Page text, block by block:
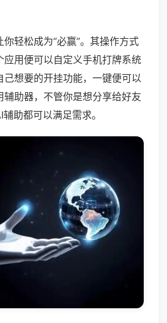
轻松成为“必赢”。其操作方式
应用便可以自定义手机打牌系统
己想要的开挂功能，一键便可以
辅助器，不管你是想分享给好友
助都可以满足需求。